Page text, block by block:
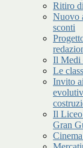
Ritiro
Nuovo
sconti
Il Medi
Le
Invito
Il Liceo
Gran